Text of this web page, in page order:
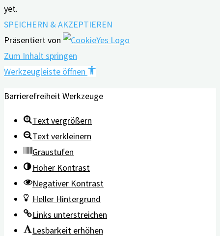
yet.
SPEICHERN & AKZEPTIEREN
Präsentiert von
Zum Inhalt springen
Werkzeugleiste öffnen
Barrierefreiheit Werkzeuge
Text vergrößern
Text verkleinern
Graustufen
Hoher Kontrast
Negativer Kontrast
Heller Hintergrund
Links unterstreichen
Lesbarkeit erhöhen